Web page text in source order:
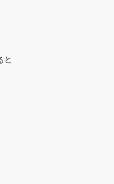
と